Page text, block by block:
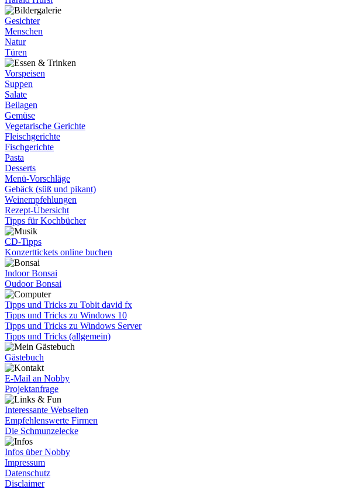
Gesichter
Menschen
Natur
Türen
Vorspeisen
Suppen
Salate
Beilagen
Gemüse
Vegetarische Gerichte
Fleischgerichte
Fischgerichte
Pasta
Desserts
Menü-Vorschläge
Gebäck (süß und pikant)
Weinempfehlungen
Rezept-Übersicht
Tipps für Kochbücher
CD-Tipps
Konzerttickets online buchen
Indoor Bonsai
Oudoor Bonsai
Tipps und Tricks zu Tobit david fx
Tipps und Tricks zu Windows 10
Tipps und Tricks zu Windows Server
Tipps und Tricks (allgemein)
Gästebuch
E-Mail an Nobby
Projektanfrage
Interessante Webseiten
Empfehlenswerte Firmen
Die Schmunzelecke
Infos über Nobby
Impressum
Datenschutz
Disclaimer